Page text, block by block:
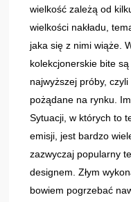
wielkość zależą od
wielkości nakładu,
jaka się z nimi wiąże.
kolekcjonerskie bite
najwyższej próby,
pożądane na rynku.
Sytuacji, w których to
emisji, jest bardzo
zazwyczaj popularny
designem. Złym
bowiem pogrzebać